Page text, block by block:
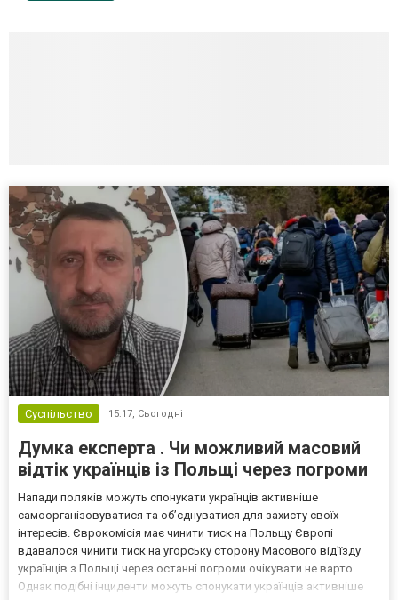
Суспільство 15:17, Сьогодні
Думка експерта . Чи можливий масовий
відтік українців із Польщі через погроми
Напади поляків можуть спонукати українців активніше
самоорганізовуватися та об’єднуватися для захисту своїх
інтересів. Єврокомісія має чинити тиск на Польщу Європі
вдавалося чинити тиск на угорську сторону Масового від'їзду
українців з Польщі через останні погроми очікувати не варто.
Однак подібні інциденти можуть спонукати українців активніше